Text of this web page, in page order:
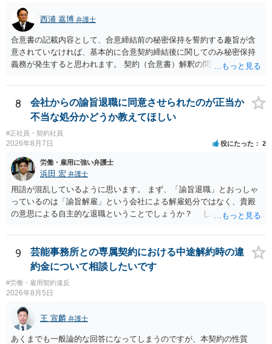
と思います（個々の弁護士次第なので一般化はできません）。 早めに
弁護士に直接面談で相談されることをお勧めします。
西浦 嘉博 弁護士
合意書の記載内容として、合意締結前の秘密保持を誓約する趣旨が含
意されていなければ、基本的に合意契約締結後に関してのみ秘密保持
義務が発生すると思われます。 契約（合意書）解釈の問題ですので、
場合、最寄りの法律事務所で相談されることを検討ください。
8
会社からの諭旨退職に同意させられたのが正当か
不当な処分かどうか教えてほしい
#正社員・契約社員
2026年8月7日 役にたった 2
労働・雇用に強い弁護士
浜田 宏 弁護士
用語が混乱しているように思います。 まず、「諭旨退職」とおっしゃ
っているのは「諭旨解雇」という会社による解雇処分ではなく、貴殿
の意思による自主的な退職ということでしょうか？ しかし、記載さ
す。 その場合、解雇には客観的で合理的な理由が必要であり、かつ
解雇という処分が社会通念上相当と認められない限り、解雇は無効で
す。 結局、貴殿のネット炎上の内容や原因、勤務先に与えた影響な
どを具体的に検討しなければ、何とも申し上げることができません。
また、育児休業法関係の問題もあるかもしれません。 ある程度労働
法に関する専門的な知識が必要な事案ですので、一度、お近くの弁護
士にご相談下さい。
9
芸能事務所との専属契約における中途解約時の違
約金について相談したいです
#労働・雇用契約違反
2026年8月5日
王 宣麟 弁護士
あくまでも一般論的な回答になってしまうのですが、本契約の性質